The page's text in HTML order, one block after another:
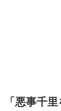
「悪事千